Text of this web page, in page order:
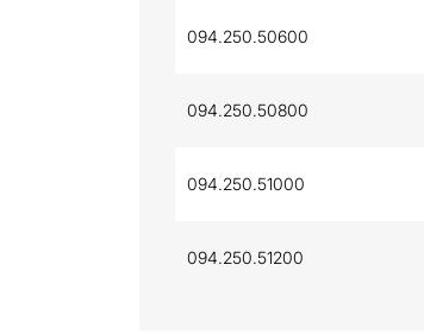
094.250.50600
094.250.50800
094.250.51000
094.250.51200